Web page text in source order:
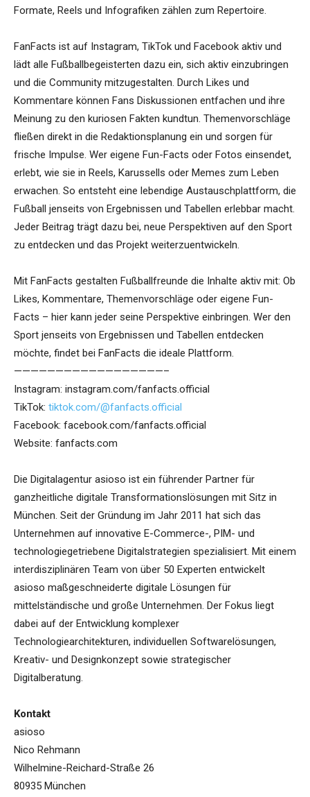
Formate, Reels und Infografiken zählen zum Repertoire.
FanFacts ist auf Instagram, TikTok und Facebook aktiv und
lädt alle Fußballbegeisterten dazu ein, sich aktiv einzubringen
und die Community mitzugestalten. Durch Likes und
Kommentare können Fans Diskussionen entfachen und ihre
Meinung zu den kuriosen Fakten kundtun. Themenvorschläge
fließen direkt in die Redaktionsplanung ein und sorgen für
frische Impulse. Wer eigene Fun-Facts oder Fotos einsendet,
erlebt, wie sie in Reels, Karussells oder Memes zum Leben
erwachen. So entsteht eine lebendige Austauschplattform, die
Fußball jenseits von Ergebnissen und Tabellen erlebbar macht.
Jeder Beitrag trägt dazu bei, neue Perspektiven auf den Sport
zu entdecken und das Projekt weiterzuentwickeln.
Mit FanFacts gestalten Fußballfreunde die Inhalte aktiv mit: Ob
Likes, Kommentare, Themenvorschläge oder eigene Fun-
Facts – hier kann jeder seine Perspektive einbringen. Wer den
Sport jenseits von Ergebnissen und Tabellen entdecken
möchte, findet bei FanFacts die ideale Plattform.
——————————————————–
Instagram: instagram.com/fanfacts.official
TikTok: tiktok.com/@fanfacts.official
Facebook: facebook.com/fanfacts.official
Website: fanfacts.com
Die Digitalagentur asioso ist ein führender Partner für
ganzheitliche digitale Transformationslösungen mit Sitz in
München. Seit der Gründung im Jahr 2011 hat sich das
Unternehmen auf innovative E-Commerce-, PIM- und
technologiegetriebene Digitalstrategien spezialisiert. Mit einem
interdisziplinären Team von über 50 Experten entwickelt
asioso maßgeschneiderte digitale Lösungen für
mittelständische und große Unternehmen. Der Fokus liegt
dabei auf der Entwicklung komplexer
Technologiearchitekturen, individuellen Softwarelösungen,
Kreativ- und Designkonzept sowie strategischer
Digitalberatung.
Kontakt
asioso
Nico Rehmann
Wilhelmine-Reichard-Straße 26
80935 München